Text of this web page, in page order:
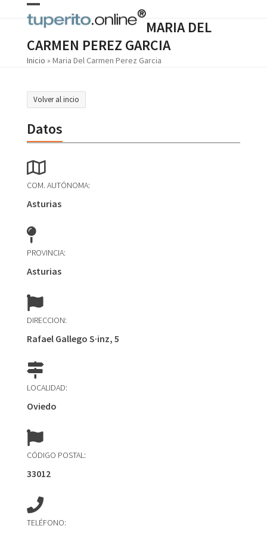
Open
mobile
menu
Close
mobile
menu
MARIA DEL
CARMEN PEREZ GARCIA
Inicio » Maria Del Carmen Perez Garcia
Volver al incio
Datos
COM. AUTÓNOMA:
Asturias
PROVINCIA:
Asturias
DIRECCION:
Rafael Gallego S·inz, 5
LOCALIDAD:
Oviedo
CÓDIGO POSTAL:
33012
TELÉFONO: